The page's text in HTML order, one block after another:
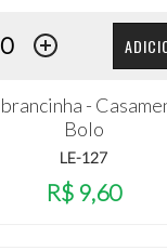
-
Bolo
LE-127
R$ 9,60